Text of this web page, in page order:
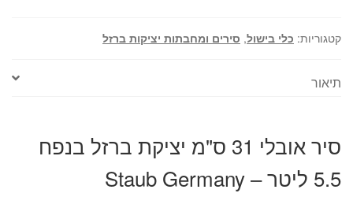
קטגוריות: כלי בישול, סירים ומחבתות יציקות ברזל
תיאור
סיר אובלי 31 ס"מ יציקת ברזל בנפח
5.5 ליטר – Staub Germany